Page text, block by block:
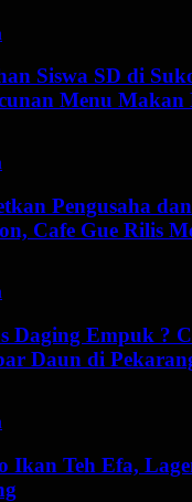
Siswa SD di
Menu Makan
Pengusaha
Cafe Gue Rilis
Daging Empuk ?
Daun di
Ikan Teh Efa,